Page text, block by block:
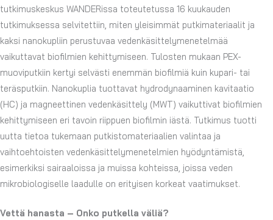
tutkimuskeskus WANDERissa toteutetussa 16 kuukauden
tutkimuksessa selvitettiin, miten yleisimmät putkimateriaalit ja
kaksi nanokupliin perustuvaa vedenkäsittelymenetelmää
vaikuttavat biofilmien kehittymiseen. Tulosten mukaan PEX-
muoviputkiin kertyi selvästi enemmän biofilmiä kuin kupari- tai
teräsputkiin. Nanokuplia tuottavat hydrodynaaminen kavitaatio
(HC) ja magneettinen vedenkäsittely (MWT) vaikuttivat biofilmien
kehittymiseen eri tavoin riippuen biofilmin iästä. Tutkimus tuotti
uutta tietoa tukemaan putkistomateriaalien valintaa ja
vaihtoehtoisten vedenkäsittelymenetelmien hyödyntämistä,
esimerkiksi sairaaloissa ja muissa kohteissa, joissa veden
mikrobiologiselle laadulle on erityisen korkeat vaatimukset.
Vettä hanasta – Onko putkella väliä?